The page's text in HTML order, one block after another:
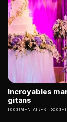
Incroyables
gitans
DOCUMENTAIRES